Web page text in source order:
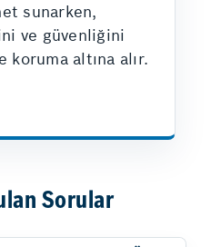
sunarken,
ve güvenliğini
koruma altına alır.
Sorular